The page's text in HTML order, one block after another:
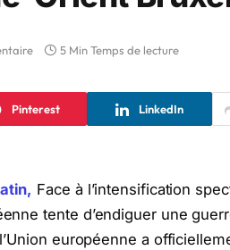
5 Min Temps de lecture
Pinterest LinkedIn
Face à l’intensification
tente d’endiguer une
européenne a